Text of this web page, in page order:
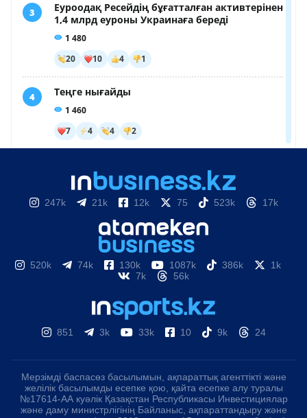
247k 21k 12k 75 523k 17k
520k 74k 130k 1087k 386k
1k
7k
56k
851 3k 33k 10 9k 24
Мерзімді баспасөз басылымын, ақпараттық агенттікті және
желілік басылымды есепке қою, қайта есепке алу туралы
№17614-АА куәлік Қазақстан Республикасы Инвестициялар
және даму министрлігінің Байланыс, ақпараттандыру және